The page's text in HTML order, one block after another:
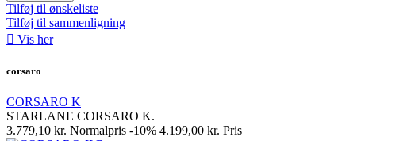
Tilføj til ønskeliste
Tilføj til sammenligning
 Vis her
corsaro
CORSARO K
STARLANE CORSARO K.
3.779,10 kr. Normalpris -10% 4.199,00 kr. Pris